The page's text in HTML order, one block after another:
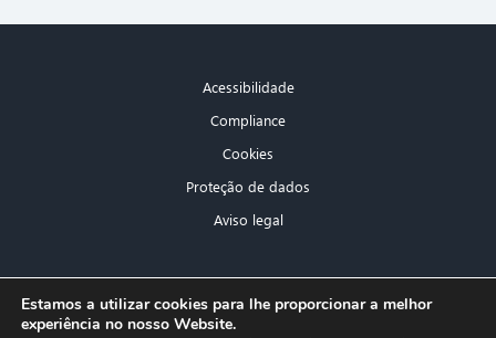
Acessibilidade
Compliance
Cookies
Proteção de dados
Aviso legal
Estamos a utilizar cookies para lhe proporcionar a melhor
experiência no nosso Website.